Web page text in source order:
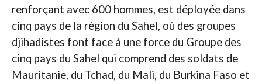
renforçant avec 600 hommes, est déployée dans
cinq pays de la région du Sahel, où des groupes
djihadistes font face à une force du Groupe des
cinq pays du Sahel qui comprend des soldats de
Mauritanie, du Tchad, du Mali, du Burkina Faso et